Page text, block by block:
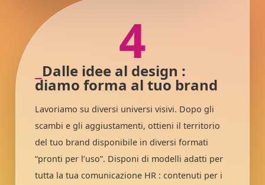
4
Dalle idee al design :
diamo forma al tuo brand
Lavoriamo su diversi universi visivi. Dopo gli
scambi e gli aggiustamenti, ottieni il territorio
del tuo brand disponibile in diversi formati
“pronti per l’uso”. Disponi di modelli adatti per
tutta la tua comunicazione HR : contenuti per i